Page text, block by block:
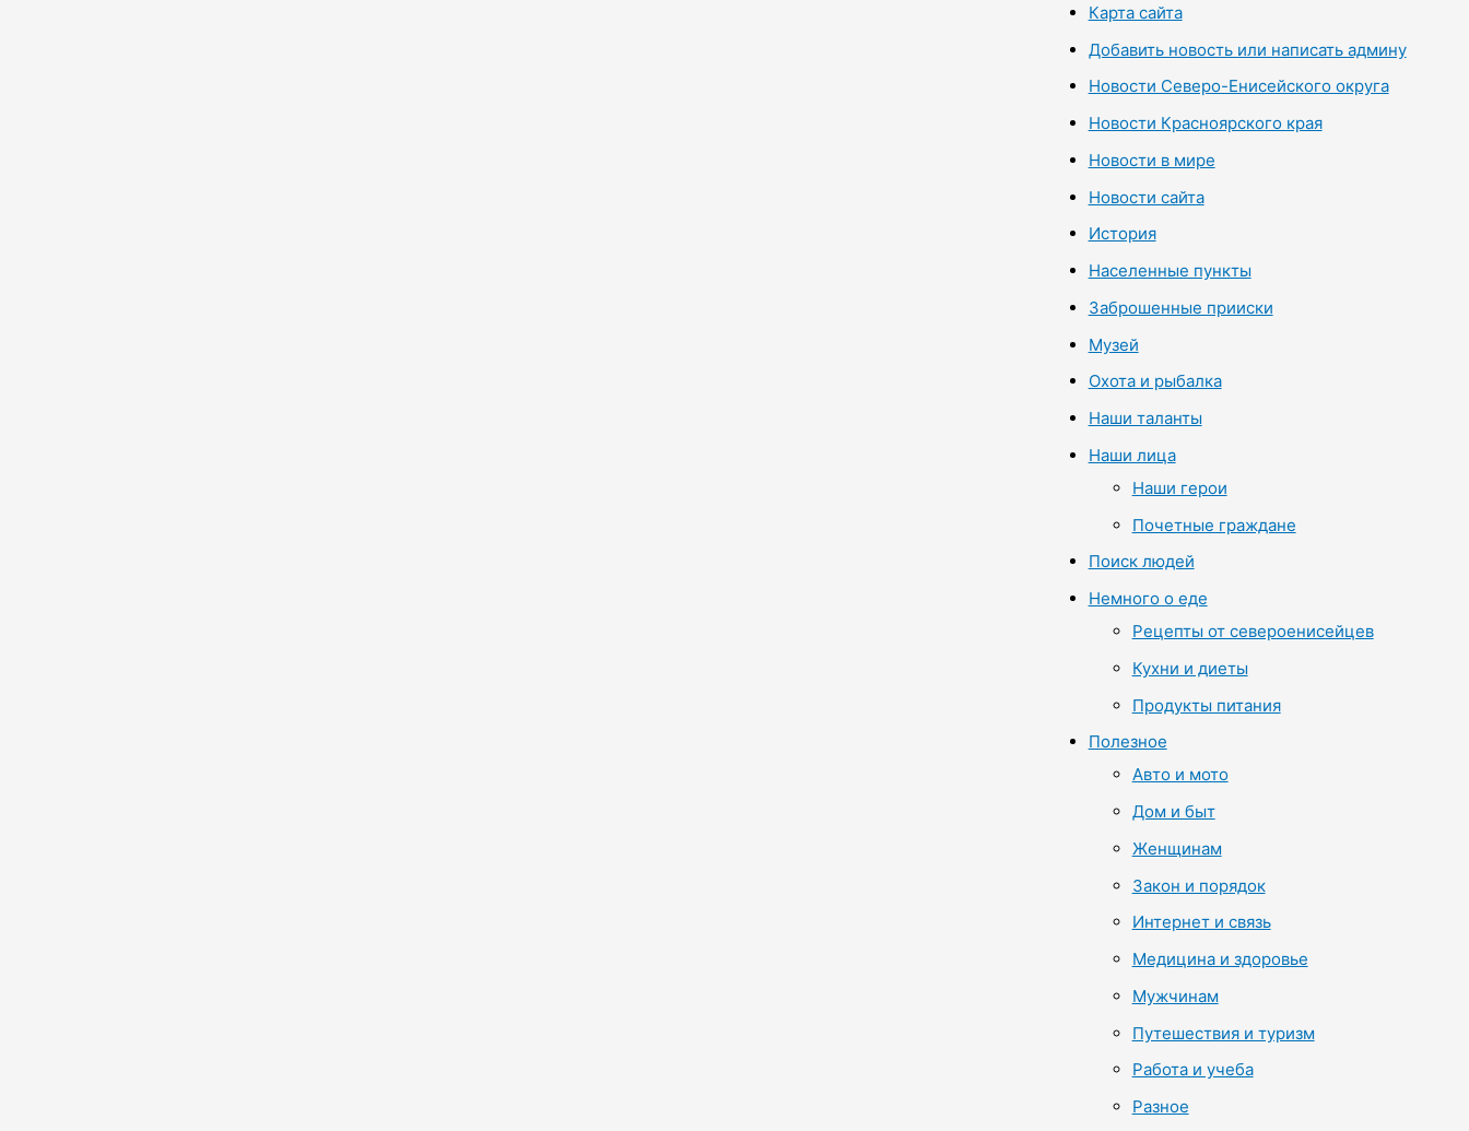
Карта сайта
Добавить новость или написать админу
Новости Северо-Енисейского округа
Новости Красноярского края
Новости в мире
Новости сайта
История
Населенные пункты
Заброшенные прииски
Музей
Охота и рыбалка
Наши таланты
Наши лица
Наши герои
Почетные граждане
Поиск людей
Немного о еде
Рецепты от североенисейцев
Кухни и диеты
Продукты питания
Полезное
Авто и мото
Дом и быт
Женщинам
Закон и порядок
Интернет и связь
Медицина и здоровье
Мужчинам
Путешествия и туризм
Работа и учеба
Разное